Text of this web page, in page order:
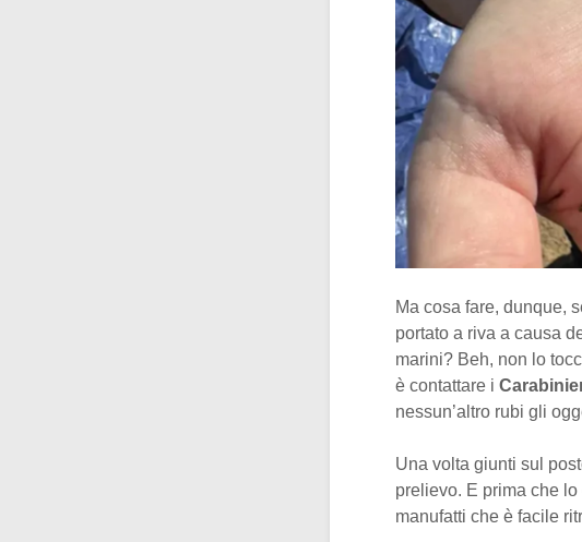
Ma cosa fare, dunque,
portato a riva a causa
marini? Beh, non lo
è contattare i
nessun’altro rubi gli
Una volta giunti sul
prelievo. E prima che
manufatti che è facile